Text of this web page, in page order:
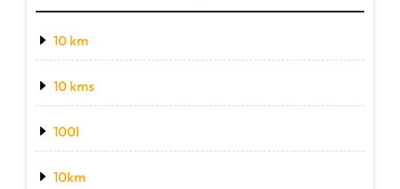
10 km
10 kms
100l
10km